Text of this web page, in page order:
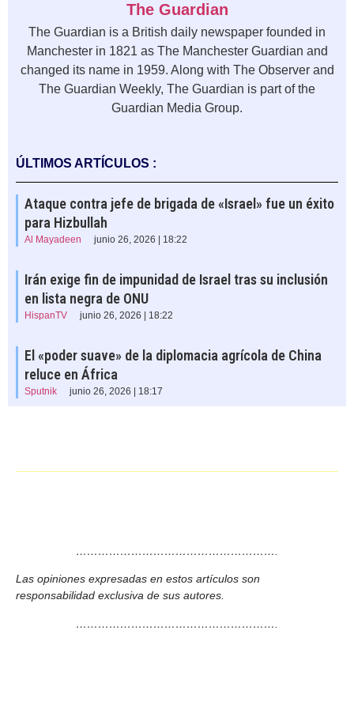
The Guardian
The Guardian is a British daily newspaper founded in
Manchester in 1821 as The Manchester Guardian and
changed its name in 1959. Along with The Observer and
The Guardian Weekly, The Guardian is part of the
Guardian Media Group.
ÚLTIMOS ARTÍCULOS :
Ataque contra jefe de brigada de «Israel» fue un éxito
para Hizbullah
Al Mayadeen junio 26, 2026 | 18:22
Irán exige fin de impunidad de Israel tras su inclusión
en lista negra de ONU
HispanTV junio 26, 2026 | 18:22
El «poder suave» de la diplomacia agrícola de China
reluce en África
Sputnik junio 26, 2026 | 18:17
……………………………………………….
Las opiniones expresadas en estos artículos son
responsabilidad exclusiva de sus autores.
……………………………………………….